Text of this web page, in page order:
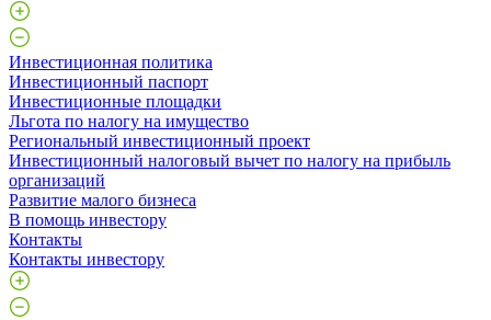
Инвестиционная политика
Инвестиционный паспорт
Инвестиционные площадки
Льгота по налогу на имущество
Региональный инвестиционный проект
Инвестиционный налоговый вычет по налогу на прибыль
организаций
Развитие малого бизнеса
В помощь инвестору
Контакты
Контакты инвестору